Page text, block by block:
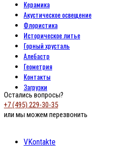
Керамика
Акустическое освещение
Флористика
Историческое литье
Горный хрусталь
Алебастр
Геометрия
Контакты
Загрузки
Остались вопросы?
+7 (495) 229-30-35
или мы можем перезвонить
VKontakte